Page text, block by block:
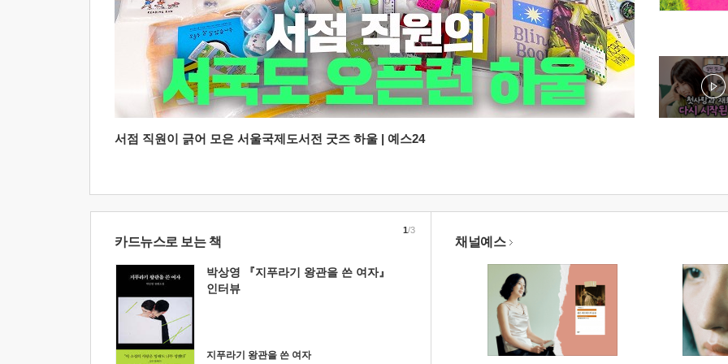
서점 직원이 긁어 모은 서울국제도서전 굿즈 하울 | 예스24
카드뉴스로 보는 책
박상영 『지푸라기 왕관을 쓴 여자』
인터뷰
지푸라기 왕관을 쓴 여자
1/3
채널예스